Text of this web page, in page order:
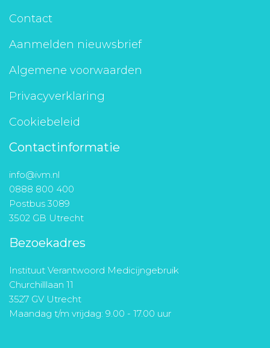
Contact
Aanmelden nieuwsbrief
Algemene voorwaarden
Privacyverklaring
Cookiebeleid
Contactinformatie
info@ivm.nl
0888 800 400
Postbus 3089
3502 GB Utrecht
Bezoekadres
Instituut Verantwoord Medicijngebruik
Churchilllaan 11
3527 GV Utrecht
Maandag t/m vrijdag: 9.00 - 17.00 uur